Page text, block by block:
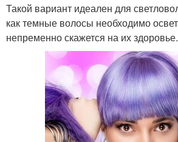
Такой вариант идеален для
как темные волосы необходимо
непременно скажется на их здоровье.